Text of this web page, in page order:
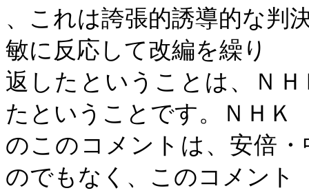
、これは誇張的誘導的な判
敏に反応して改編を繰り
返したということは、Ｎ
たということです。ＮＨＫ
のこのコメントは、安倍
のでもなく、このコメント